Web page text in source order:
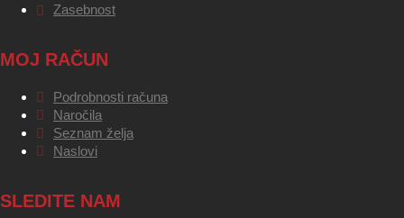
Zasebnost
MOJ RAČUN
Podrobnosti računa
Naročila
Seznam želja
Naslovi
SLEDITE NAM